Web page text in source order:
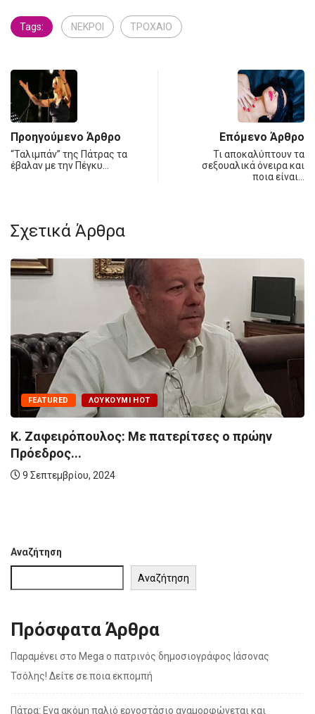
Tags: ΝΕΚΡΟΙ ΤΡΟΧΑΙΟ
Προηγούμενο Άρθρο
“Ταλιμπάν” της Πάτρας τα
έβαλαν με την Πέγκυ…
Επόμενο Άρθρο
Τι αποκαλύπτουν τα
σεξουαλικά όνειρα και
ποια είναι…
Σχετικά Άρθρα
FEATURED ΛΟΥΚΟΎΜΙ HOT
Κ. Ζαφειρόπουλος: Με πατερίτσες ο πρώην
Πρόεδρος...
9 Σεπτεμβρίου, 2024
Αναζήτηση
Αναζήτηση
Πρόσφατα Άρθρα
Παραμένει στο Mega ο πατρινός δημοσιογράφος Ιάσονας
Τσόλης! Δείτε σε ποια εκπομπή
Πάτρα: Ενα ακόμη παλιό εργοστάσιο αναμορφώνεται και